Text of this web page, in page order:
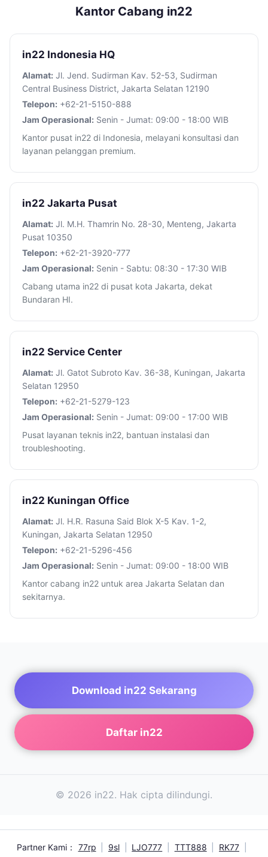
Kantor Cabang in22
in22 Indonesia HQ
Alamat: Jl. Jend. Sudirman Kav. 52-53, Sudirman
Central Business District, Jakarta Selatan 12190
Telepon: +62-21-5150-888
Jam Operasional: Senin - Jumat: 09:00 - 18:00 WIB
Kantor pusat in22 di Indonesia, melayani konsultasi dan
layanan pelanggan premium.
in22 Jakarta Pusat
Alamat: Jl. M.H. Thamrin No. 28-30, Menteng, Jakarta
Pusat 10350
Telepon: +62-21-3920-777
Jam Operasional: Senin - Sabtu: 08:30 - 17:30 WIB
Cabang utama in22 di pusat kota Jakarta, dekat
Bundaran HI.
in22 Service Center
Alamat: Jl. Gatot Subroto Kav. 36-38, Kuningan, Jakarta
Selatan 12950
Telepon: +62-21-5279-123
Jam Operasional: Senin - Jumat: 09:00 - 17:00 WIB
Pusat layanan teknis in22, bantuan instalasi dan
troubleshooting.
in22 Kuningan Office
Alamat: Jl. H.R. Rasuna Said Blok X-5 Kav. 1-2,
Kuningan, Jakarta Selatan 12950
Telepon: +62-21-5296-456
Jam Operasional: Senin - Jumat: 09:00 - 18:00 WIB
Kantor cabang in22 untuk area Jakarta Selatan dan
sekitarnya.
Download in22 Sekarang
Daftar in22
© 2026 in22. Hak cipta dilindungi.
Partner Kami： 77rp 9sl LJO777 TTT888 RK77